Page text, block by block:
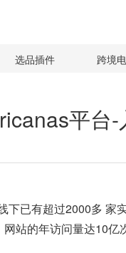
选品插件 跨境
平台
已有超过2000多
站的年访问量达10亿